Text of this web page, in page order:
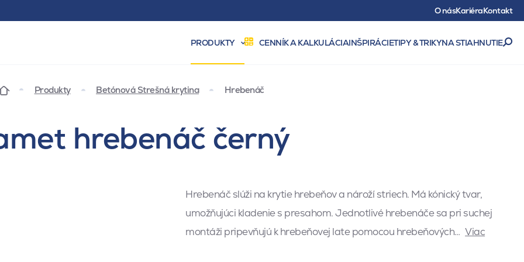
O násKariéraKontakt
PRODUKTY CENNÍK A KALKULÁCIAINŠPIRÁCIETIPY & TRIKYNA STIAHNUTIE
Produkty Betónová Strešná krytina Hrebenáč
hrebenáč černý
Hrebenáč slúži na krytie hrebeňov a nároží striech. Má kónický tvar,
umožňujúci kladenie s presahom. Jednotlivé hrebenáče sa pri suchej
montáži pripevňujú k hrebeňovej late pomocou hrebeňových… Viac